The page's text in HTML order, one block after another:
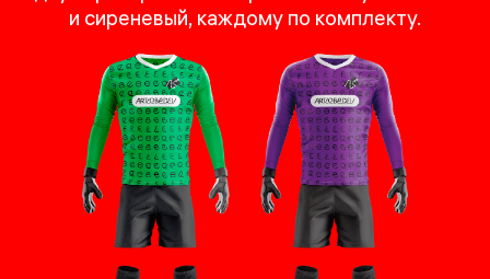
и сиреневый, каждому по комплекту.